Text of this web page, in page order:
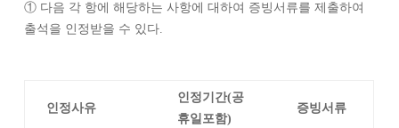
① 다음 각 항에 해당하는 사항에 대하여 증빙서류를 제출하여
출석을 인정받을 수 있다.
인정사유
인정기간(공
휴일포함)
증빙서류